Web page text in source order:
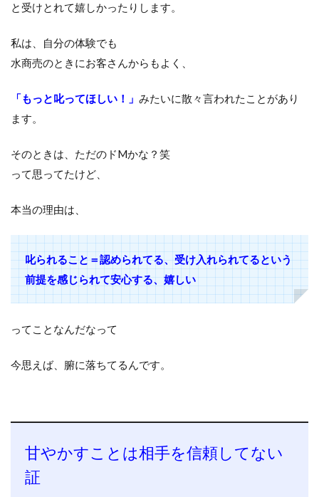
と受けとれて嬉しかったりします。
私は、自分の体験でも
水商売のときにお客さんからもよく、
「もっと叱ってほしい！」 みたいに散々言われたことがあり
ます。
そのときは、ただのドMかな？笑
って思ってたけど、
本当の理由は、
叱られること＝認められてる、受け入れられてるという
前提を感じられて安心する、嬉しい
ってことなんだなって
今思えば、腑に落ちてるんです。
甘やかすことは相手を信頼してない
証